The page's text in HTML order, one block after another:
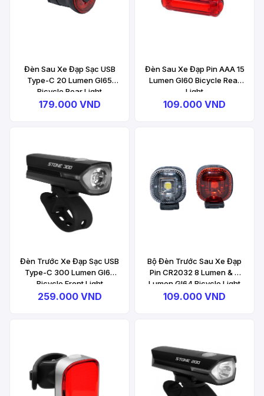
Đèn Sau Xe Đạp Sạc USB
Type-C 20 Lumen GI65
Bicycle Rear Light
179.000 VND
Đèn Sau Xe Đạp Pin AAA 15
Lumen GI60 Bicycle Rear
Light
109.000 VND
Đèn Trước Xe Đạp Sạc USB
Type-C 300 Lumen GI62
Bicycle Front Light
259.000 VND
Bộ Đèn Trước Sau Xe Đạp
Pin CR2032 8 Lumen & 3
Lumen GI64 Bicycle Light
Combo
109.000 VND